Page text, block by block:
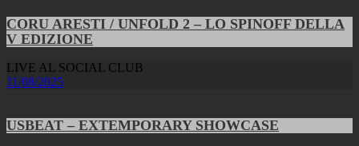
CORU ARESTI / UNFOLD 2 – LO SPINOFF DELLA
V EDIZIONE
LIVE AL SOCIAL CLUB
11/08/2025
USBEAT – EXTEMPORARY SHOWCASE